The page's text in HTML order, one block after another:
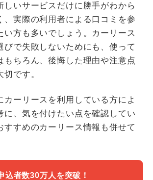
しいサービスだけに勝手がわから
、実際の利用者による口コミを参
い方も多いでしょう。カーリース
びで失敗しないためにも、使って
もちろん、後悔した理由や注意点
です。
カーリースを利用している方によ
に、気を付けたい点を確認してい
すすめのカーリース情報も併せて
込者数30万人を突破！